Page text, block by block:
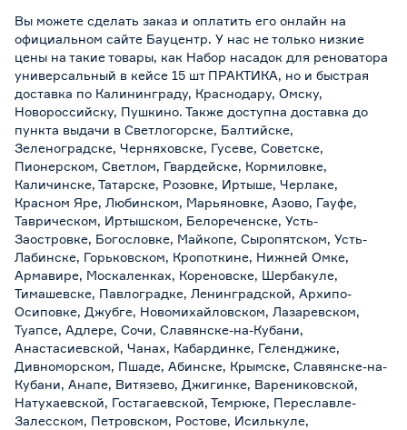
Вы можете сделать заказ и оплатить его онлайн на
официальном сайте Бауцентр. У нас не только низкие
цены на такие товары, как Набор насадок для реноватора
универсальный в кейсе 15 шт ПРАКТИКА, но и быстрая
доставка по Калининграду, Краснодару, Омску,
Новороссийску, Пушкино. Также доступна доставка до
пункта выдачи в Светлогорске, Балтийске,
Зеленоградске, Черняховске, Гусеве, Советске,
Пионерском, Светлом, Гвардейске, Кормиловке,
Каличинске, Татарске, Розовке, Иртыше, Черлаке,
Красном Яре, Любинском, Марьяновке, Азово, Гауфе,
Таврическом, Иртышском, Белореченске, Усть-
Заостровке, Богословке, Майкопе, Сыропятском, Усть-
Лабинске, Горьковском, Кропоткине, Нижней Омке,
Армавире, Москаленках, Кореновске, Шербакуле,
Тимашевске, Павлоградке, Ленинградской, Архипо-
Осиповке, Джубге, Новомихайловском, Лазаревском,
Туапсе, Адлере, Сочи, Славянске-на-Кубани,
Анастасиевской, Чанах, Кабардинке, Геленджике,
Дивноморском, Пшаде, Абинске, Крымске, Славянске-на-
Кубани, Анапе, Витязево, Джигинке, Варениковской,
Натухаевской, Гостагаевской, Темрюке, Переславле-
Залесском, Петровском, Ростове, Исилькуле,